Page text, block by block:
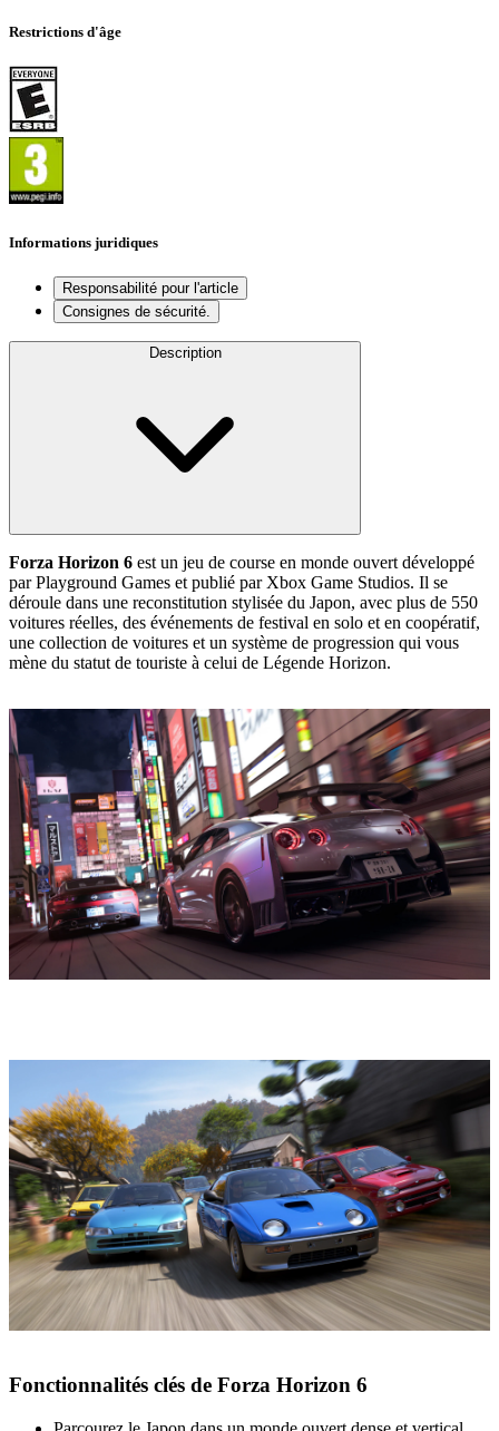
Restrictions d'âge
Informations juridiques
Responsabilité pour l'article
Consignes de sécurité.
Description
Forza Horizon 6 est un jeu de course en monde ouvert développé
par Playground Games et publié par Xbox Game Studios. Il se
déroule dans une reconstitution stylisée du Japon, avec plus de 550
voitures réelles, des événements de festival en solo et en coopératif,
une collection de voitures et un système de progression qui vous
mène du statut de touriste à celui de Légende Horizon.
Fonctionnalités clés de Forza Horizon 6